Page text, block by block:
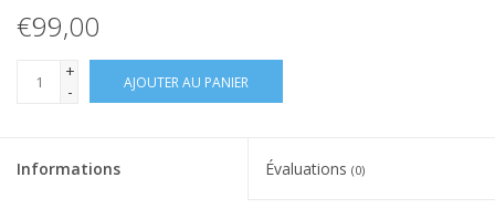
€99,00
+
-
AJOUTER AU PANIER
Informations Évaluations (0)